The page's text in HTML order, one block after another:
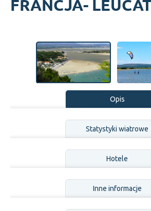
FRANCJA-
Opis
Statystyki wiatrowe
Hotele
Inne informacje